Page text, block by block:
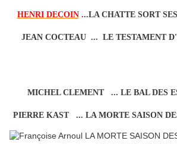
HENRI DECOIN ...LA CHATTE SORT
JEAN COCTEAU ... LE TESTAMENT
MICHEL CLEMENT ... LE BAL DES
PIERRE KAST ... LA MORTE SAISON